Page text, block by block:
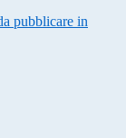
pubblicare in